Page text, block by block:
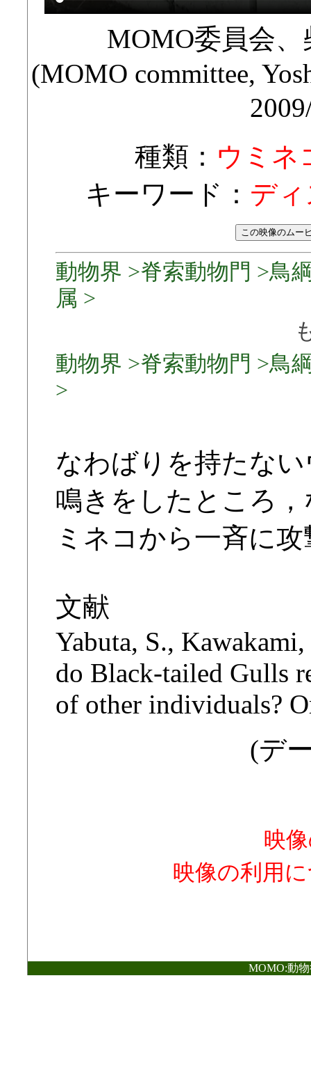
MOMO委員会
(MOMO committee,
種類： ウミネ
キーワード： デ
動物界 >脊索動物門 >鳥
属 >
動物界 >脊索動物門 >鳥
>
なわばりを持たな
鳴きをしたところ
ミネコから一斉に
文献
Yabuta, S.,
do Black-tailed Gulls
of other individuals?
(デ
映
映像の利用
MOMO:動